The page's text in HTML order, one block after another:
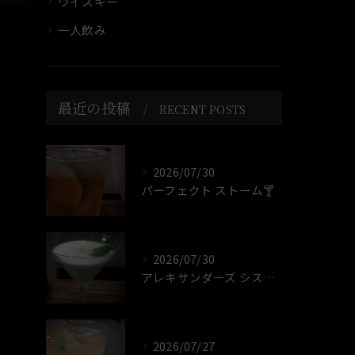
一人飲み
最近の投稿 RECENT POSTS
2026/07/30
パーフェクト ストーム🍸️
2026/07/30
アレキサンダーズ シスター🍸️
2026/07/27